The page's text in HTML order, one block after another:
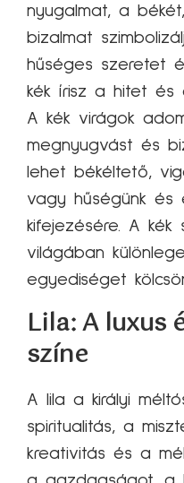
nyugalmat, a
bizalmat
hűséges szeretet
kék írisz a hitet és
A kék virágok
megnyugvást és
lehet békéltető,
vagy hűségünk és
kifejezésére. A
világában
egyediséget
Lila: A luxus
színe
A lila a királyi
spiritualitás, a
kreativitás és a